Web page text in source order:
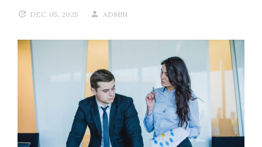
DEC. 05, 2025 ADMIN